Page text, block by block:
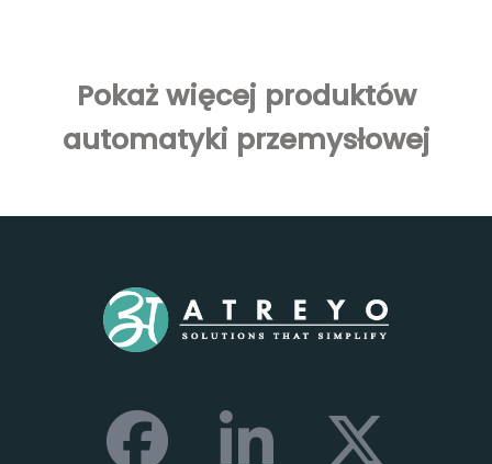
Pokaż więcej produktów
automatyki przemysłowej